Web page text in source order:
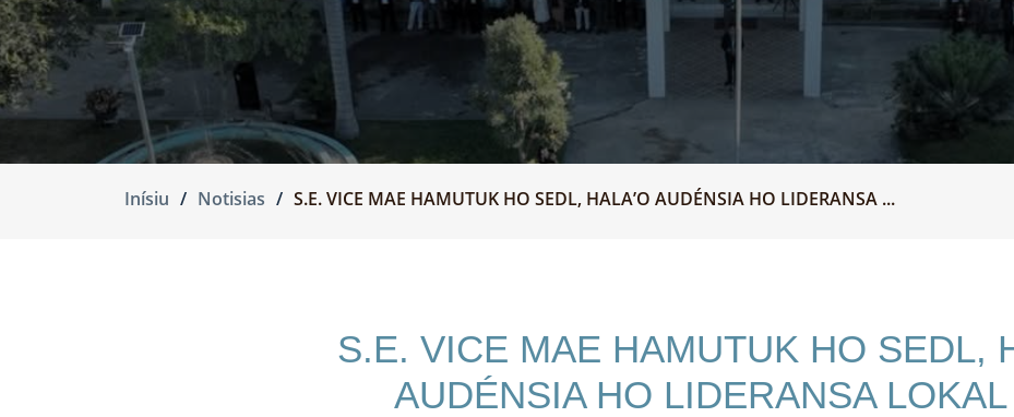
Inísiu Notisias S.E. VICE MAE HAMUTUK HO SEDL, HALA’O AUDÉNSIA HO LIDERANSA ...
S.E. VICE MAE HAMUTUK HO SEDL,
AUDÉNSIA HO LIDERANSA